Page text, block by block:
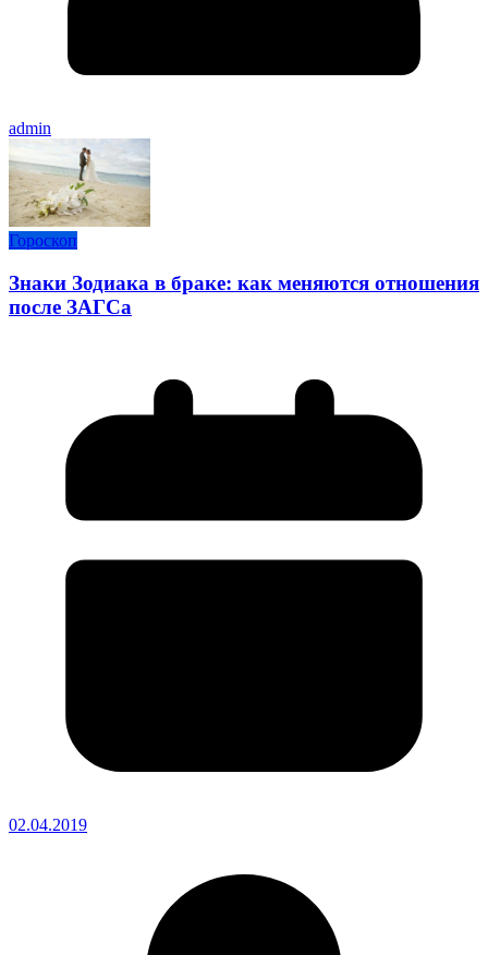
admin
Гороскоп
Знаки Зодиака в браке: как меняются отношения
после ЗАГСа
02.04.2019